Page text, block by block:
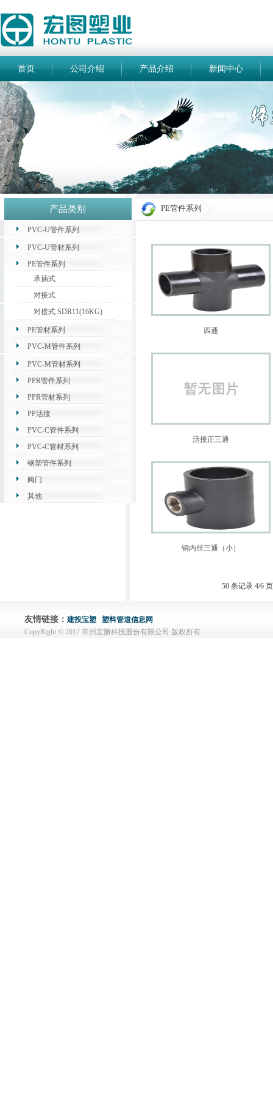
首页 公司介绍 产品介绍 新闻中心
产品类别
PVC-U管件系列
PVC-U管材系列
PE管件系列
承插式
对接式
对接式 SDR11(16KG)
PE管材系列
PVC-M管件系列
PVC-M管材系列
PPR管件系列
PPR管材系列
PP活接
PVC-C管件系列
PVC-C管材系列
钢塑管件系列
阀门
其他
PE管件系列
四通
活接正三通
铜内丝三通（小）
50 条记录 4/6
友情链接： 建投宝塑
塑料管道信息网
CopyRight © 2017 常州宏賸科技股份有限公司 版权所有